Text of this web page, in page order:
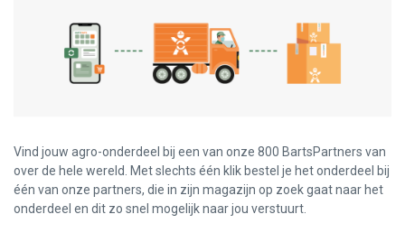
Vind jouw agro-onderdeel bij een van onze 800 BartsPartners van
over de hele wereld. Met slechts één klik bestel je het onderdeel bij
één van onze partners, die in zijn magazijn op zoek gaat naar het
onderdeel en dit zo snel mogelijk naar jou verstuurt.